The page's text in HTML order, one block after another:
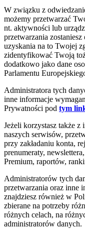
W związku z
możemy przetwarzać
nt. aktywności lub
przetwarzania
uzyskania na to Twojej
zidentyfikować Twoją
dodatkowo jako dane
Parlamentu
Administratora tych
inne informacje
Prywatności pod tym
Jeżeli korzystasz także z
naszych serwisów,
przy zakładaniu konta,
prenumeraty,
Premium, raportów,
Administratorów tych
przetwarzania oraz inne
znajdziesz również w
zbierane na potrzeby
różnych celach, na
administratorów danych.